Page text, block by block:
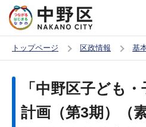
の
ー
トップページ 区政情報 基
「中野区子ども
計画（第3期）（